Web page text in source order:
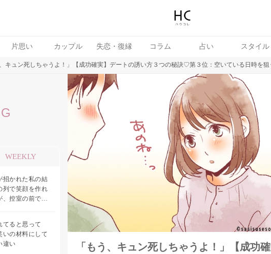
片思い カップル 失恋・復縁 コラム 占い スタイル
、キュン死しちゃうよ！」【成功確実】デートの誘い方３つの秘訣♡第３位：空いている日時を
WEEKLY
招かれた私の結
で笑顔を作れ
控室の前で彼
てると思って
いの材料にして
違い
「もう、キュン死しちゃうよ！」【成功確